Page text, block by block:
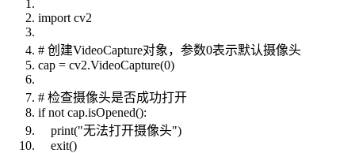
import cv2
# 创建VideoCapture对象，参数0表示默认摄像头
cap = cv2.VideoCapture(0)
# 检查摄像头是否成功打开
if not cap.isOpened():
print("无法打开摄像头")
exit()